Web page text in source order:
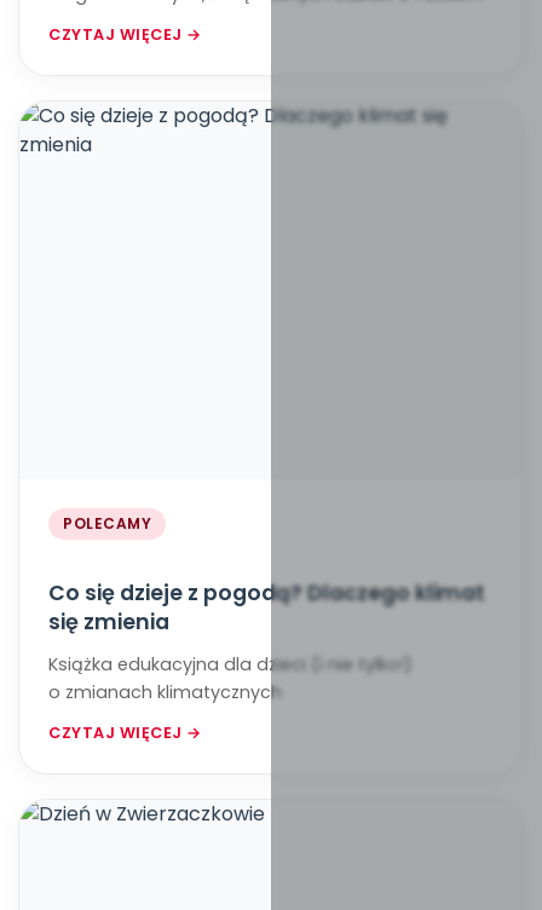
CZYTAJ WIĘCEJ →
POLECAMY
Co się dzieje z pogodą? Dlaczego klimat
się zmienia
Książka edukacyjna dla dzieci (i nie tylko!)
o zmianach klimatycznych
CZYTAJ WIĘCEJ →